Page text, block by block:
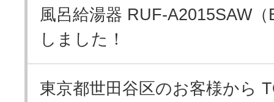
風呂給湯器 RUF-A2015SAW
しました！
東京都世田谷区のお客様から